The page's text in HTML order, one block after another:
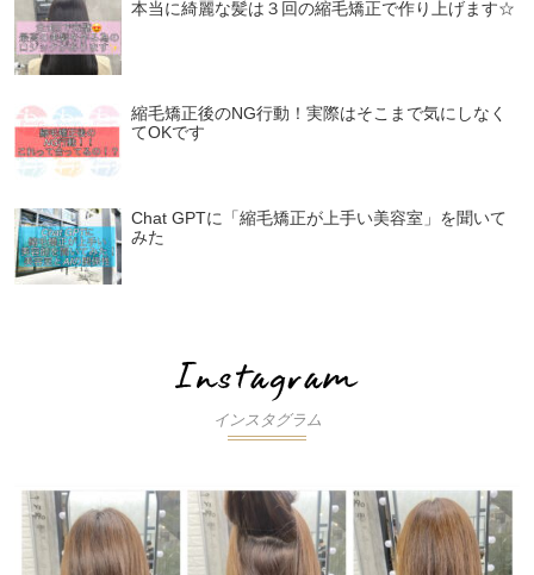
本当に綺麗な髪は３回の縮毛矯正で作り上げます☆
縮毛矯正後のNG行動！実際はそこまで気にしなく
てOKです
Chat GPTに「縮毛矯正が上手い美容室」を聞いて
みた
インスタグラム